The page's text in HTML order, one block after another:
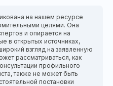
на нашем ресурсе
целями. Она
и опирается на
в открытых источниках,
взгляд на заявленную
рассматриваться, как
профильного
также не может быть
постановки